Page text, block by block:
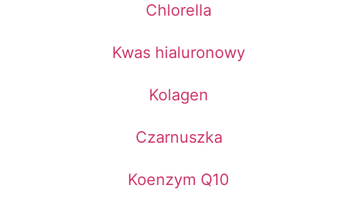
Chlorella
Kwas hialuronowy
Kolagen
Czarnuszka
Koenzym Q10